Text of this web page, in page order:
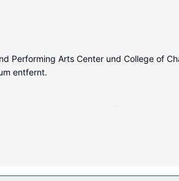
Performing Arts Center und College of
entfernt.
gehören Safes und Schreibtische;